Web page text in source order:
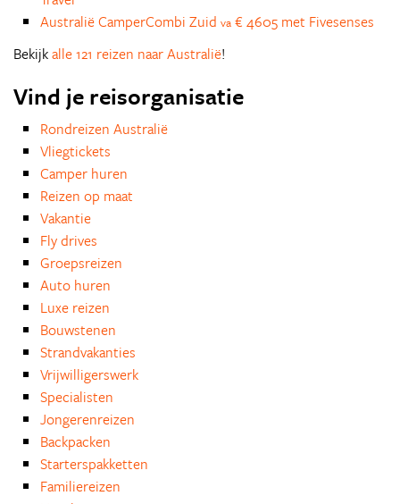
Australië CamperCombi Zuid va € 4605 met Fivesenses
Bekijkalle 121 reizen naar Australië!
Vind je reisorganisatie
Rondreizen Australië
Vliegtickets
Camper huren
Reizen op maat
Vakantie
Fly drives
Groepsreizen
Auto huren
Luxe reizen
Bouwstenen
Strandvakanties
Vrijwilligerswerk
Specialisten
Jongerenreizen
Backpacken
Starterspakketten
Familiereizen